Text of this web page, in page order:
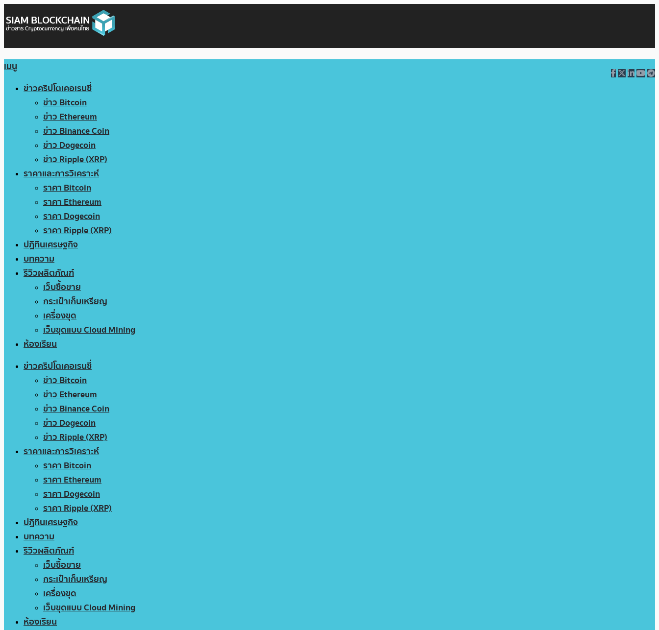
เมนู
ข่าวคริปโตเคอเรนซี่
ข่าว Bitcoin
ข่าว Ethereum
ข่าว Binance Coin
ข่าว Dogecoin
ข่าว Ripple (XRP)
ราคาและการวิเคราะห์
ราคา Bitcoin
ราคา Ethereum
ราคา Dogecoin
ราคา Ripple (XRP)
ปฏิทินเศรษฐกิจ
บทความ
รีวิวผลิตภัณฑ์
เว็บซื้อขาย
กระเป๋าเก็บเหรียญ
เครื่องขุด
เว็บขุดแบบ Cloud Mining
ห้องเรียน
ข่าวคริปโตเคอเรนซี่
ข่าว Bitcoin
ข่าว Ethereum
ข่าว Binance Coin
ข่าว Dogecoin
ข่าว Ripple (XRP)
ราคาและการวิเคราะห์
ราคา Bitcoin
ราคา Ethereum
ราคา Dogecoin
ราคา Ripple (XRP)
ปฏิทินเศรษฐกิจ
บทความ
รีวิวผลิตภัณฑ์
เว็บซื้อขาย
กระเป๋าเก็บเหรียญ
เครื่องขุด
เว็บขุดแบบ Cloud Mining
ห้องเรียน